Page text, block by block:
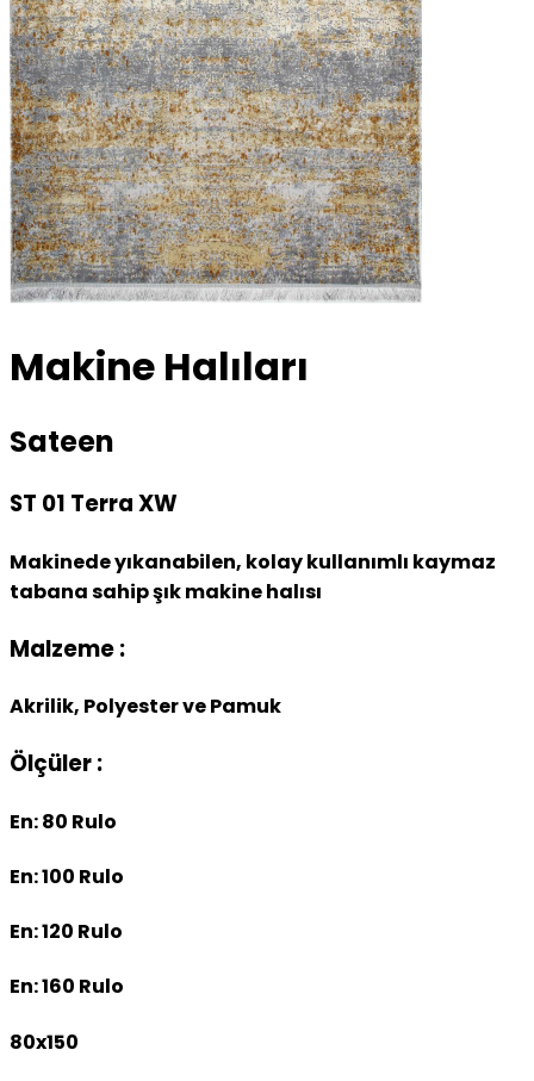
Makine Halıları
Sateen
ST 01 Terra XW
Makinede yıkanabilen, kolay kullanımlı kaymaz
tabana sahip şık makine halısı
Malzeme :
Akrilik, Polyester ve Pamuk
Ölçüler :
En: 80 Rulo
En: 100 Rulo
En: 120 Rulo
En: 160 Rulo
80x150